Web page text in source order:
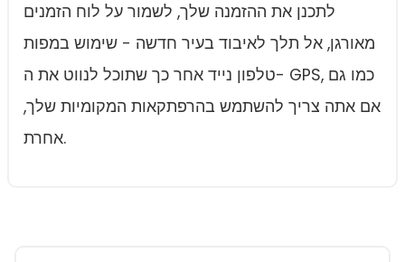
לתכנן את ההזמנה שלך, לשמור על לוח הזמנים
מאורגן, אל תלך לאיבוד בעיר חדשה - שימוש במפות
טלפון נייד אחר כך שתוכל לנווט את ה- GPS, כמו גם
אם אתה צריך להשתמש בהרפתקאות המקומיות שלך,
אחרת.